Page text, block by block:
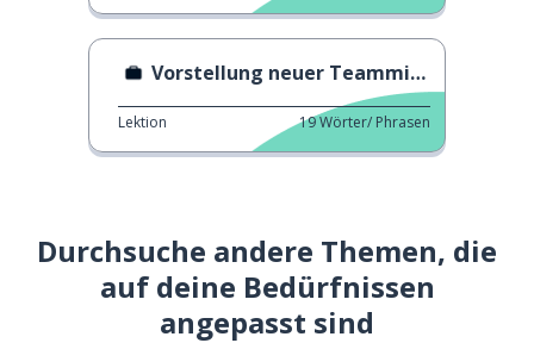
Vorstellung neuer Teammitglieder
Lektion 19Wörter/ Phrasen
Durchsuche andere Themen, die
auf deine Bedürfnissen
angepasst sind